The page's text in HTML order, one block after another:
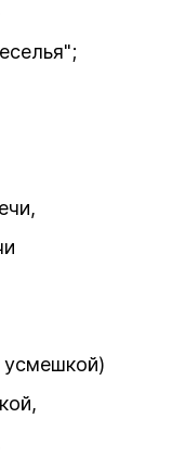
усмешкой)